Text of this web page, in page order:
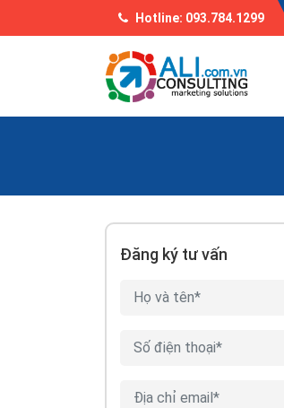
Hotline: 093.784.1299
Đăng ký tư vấn